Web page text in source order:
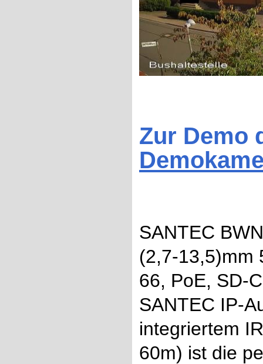
Zur Demo
SANTEC
(2,7-13,5)mm
66, PoE, SD-
SANTEC IP-
integriertem
60m) ist die